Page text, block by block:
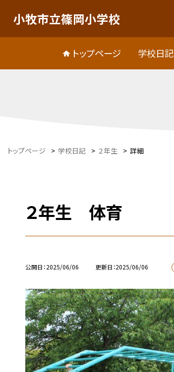
小牧市立篠岡小学校
トップページ 学校日記
トップページ > 学校日記 > ２年生 > 詳細
２年生 体育
公開日 2025/06/06 更新日 2025/06/06